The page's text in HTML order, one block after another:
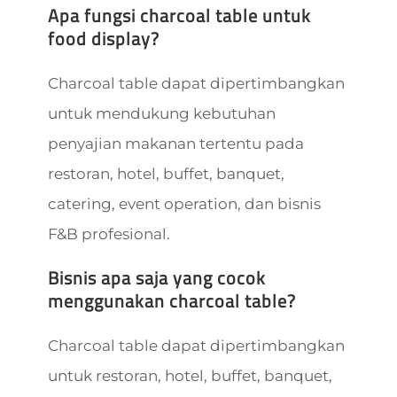
Apa fungsi charcoal table untuk
food display?
Charcoal table dapat dipertimbangkan
untuk mendukung kebutuhan
penyajian makanan tertentu pada
restoran, hotel, buffet, banquet,
catering, event operation, dan bisnis
F&B profesional.
Bisnis apa saja yang cocok
menggunakan charcoal table?
Charcoal table dapat dipertimbangkan
untuk restoran, hotel, buffet, banquet,